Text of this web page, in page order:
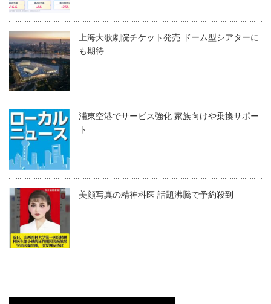
上海大歌劇院チケット発売 ドーム型シアターに
も期待
浦東空港でサービス強化 家族向けや乗換サポー
ト
美顔写真の精神科医 話題沸騰で予約殺到